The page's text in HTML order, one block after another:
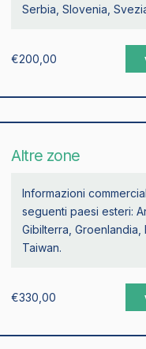
Serbia, Slovenia,
€200,00
Altre zone
Informazioni
seguenti paesi esteri:
Gibilterra, Groenlandia,
Taiwan.
€330,00